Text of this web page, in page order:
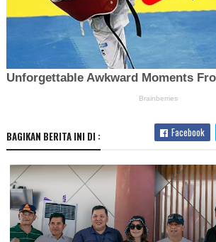
BAGIKAN BERITA INI DI : Facebook